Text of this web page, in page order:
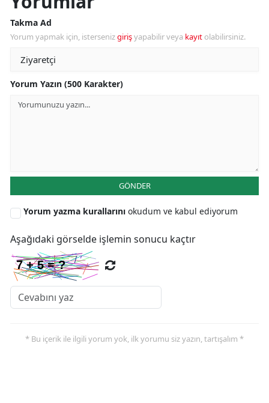
Takma Ad
Yorum yapmak için, istersenizgirişyapabilir veya kayıt olabilirsiniz.
Yorum Yazın (500 Karakter)
GÖNDER
Yorum yazma kurallarını okudum ve kabul ediyorum
Aşağıdaki görselde işlemin sonucu kaçtır
* Bu içerik ile ilgili yorum yok, ilk yorumu siz yazın, tartışalım *